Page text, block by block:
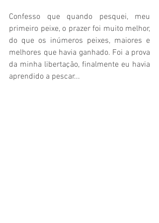
Confesso que quando pesquei, meu
primeiro peixe, o prazer foi muito melhor,
do que os inúmeros peixes, maiores e
melhores que havia ganhado. Foi a prova
da minha libertação, finalmente eu havia
aprendido a pescar...